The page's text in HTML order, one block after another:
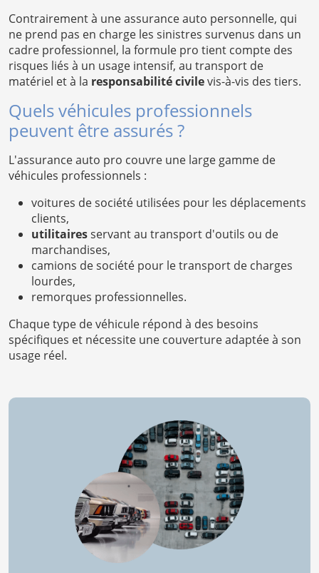
Contrairement à une assurance auto personnelle, qui
ne prend pas en charge les sinistres survenus dans un
cadre professionnel, la formule pro tient compte des
risques liés à un usage intensif, au transport de
matériel et à la responsabilité civilevis-à-vis des tiers.
Quels véhicules professionnels
peuvent être assurés ?
L'assurance auto pro couvre une large gamme de
véhicules professionnels :
voitures de société utilisées pour les déplacements
clients,
utilitairesservant au transport d'outils ou de
marchandises,
camions de société pour le transport de charges
lourdes,
remorques professionnelles.
Chaque type de véhicule répond à des besoins
spécifiques et nécessite une couverture adaptée à son
usage réel.